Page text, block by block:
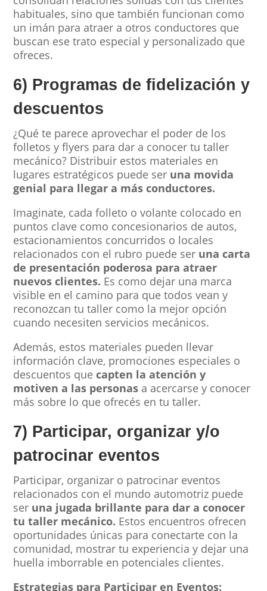
habituales, sino que también funcionan como
un imán para atraer a otros conductores que
buscan ese trato especial y personalizado que
ofreces.
6) Programas de fidelización y
descuentos
¿Qué te parece aprovechar el poder de los
folletos y flyers para dar a conocer tu taller
mecánico? Distribuir estos materiales en
lugares estratégicos puede ser una movida
genial para llegar a más conductores.
Imaginate, cada folleto o volante colocado en
puntos clave como concesionarios de autos,
estacionamientos concurridos o locales
relacionados con el rubro puede ser una carta
de presentación poderosa para atraer
nuevos clientes. Es como dejar una marca
visible en el camino para que todos vean y
reconozcan tu taller como la mejor opción
cuando necesiten servicios mecánicos.
Además, estos materiales pueden llevar
información clave, promociones especiales o
descuentos quecapten la atención y
motiven a las personas a acercarse y conocer
más sobre lo que ofrecés en tu taller.
7) Participar, organizar y/o
patrocinar eventos
Participar, organizar o patrocinar eventos
relacionados con el mundo automotriz puede
ser una jugada brillante para dar a conocer
tu taller mecánico. Estos encuentros ofrecen
oportunidades únicas para conectarte con la
comunidad, mostrar tu experiencia y dejar una
huella imborrable en potenciales clientes.
Estrategias para Participar en Eventos: